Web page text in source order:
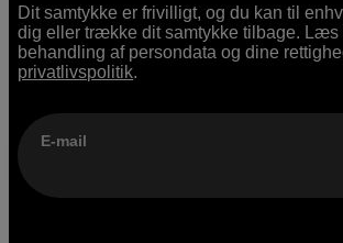
Dit samtykke er frivilligt, og du kan til
dig eller trække dit samtykke tilbage. Læs
behandling af persondata og dine
privatlivspolitik.
E-mail